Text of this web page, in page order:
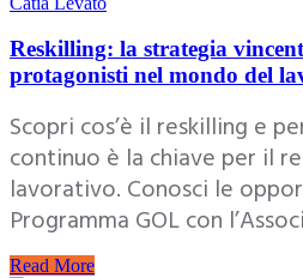
Reskilling: la strategia
protagonisti nel mondo del
Scopri cos’è il reskilling e
continuo è la chiave per il
lavorativo. Conosci le
Programma GOL con
Read More